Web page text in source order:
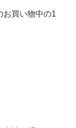
お買い物中の1